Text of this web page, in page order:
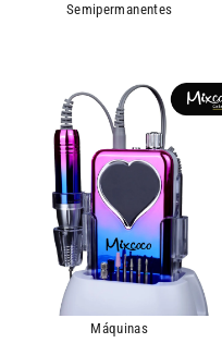
Semipermanentes
Máquinas